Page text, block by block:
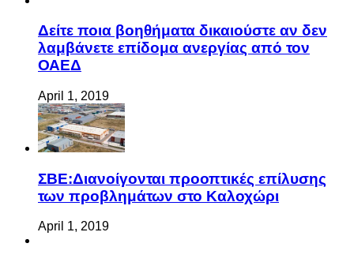
Δείτε ποια βοηθήματα δικαιούστε αν δεν
λαμβάνετε επίδομα ανεργίας από τον
ΟΑΕΔ
April 1, 2019
ΣΒΕ:Διανοίγονται προοπτικές επίλυσης
των προβλημάτων στο Καλοχώρι
April 1, 2019